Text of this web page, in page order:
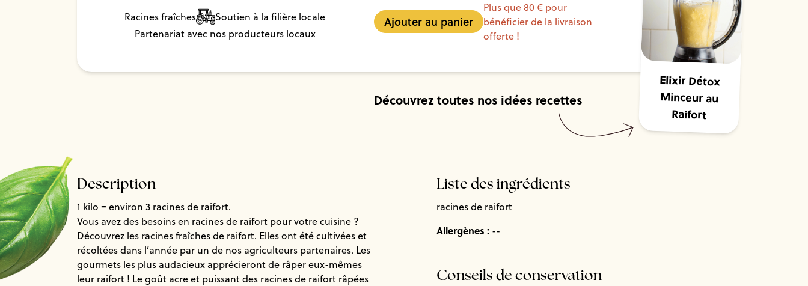
Racines fraîches
Soutien à la filière locale
Partenariat avec nos producteurs locaux
Plus que 80 € pour
bénéficier de la livraison
offerte !
Découvrez toutes nos idées recettes
Elixir Détox
Minceur au
Raifort
Description
1 kilo = environ 3 racines de raifort.
Vous avez des besoins en racines de raifort pour votre cuisine ?
Découvrez les racines fraîches de raifort. Elles ont été cultivées et
récoltées dans l’année par un de nos agriculteurs partenaires. Les
gourmets les plus audacieux apprécieront de râper eux-mêmes
leur raifort ! Le goût acre et puissant des racines de raifort râpées
Liste des ingrédients
racines de raifort
Allergènes : --
Conseils de conservation